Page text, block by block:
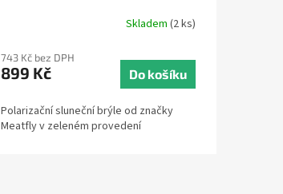
Skladem (2 ks)
743 Kč bez DPH
899 Kč Do košíku
Polarizační sluneční brýle od značky
Meatfly v zeleném provedení